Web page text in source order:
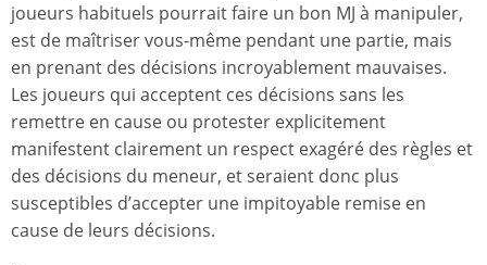
joueurs habituels pourrait faire un bon MJ à manipuler,
est de maîtriser vous-même pendant une partie, mais
en prenant des décisions incroyablement mauvaises.
Les joueurs qui acceptent ces décisions sans les
remettre en cause ou protester explicitement
manifestent clairement un respect exagéré des règles et
des décisions du meneur, et seraient donc plus
susceptibles d’accepter une impitoyable remise en
cause de leurs décisions.